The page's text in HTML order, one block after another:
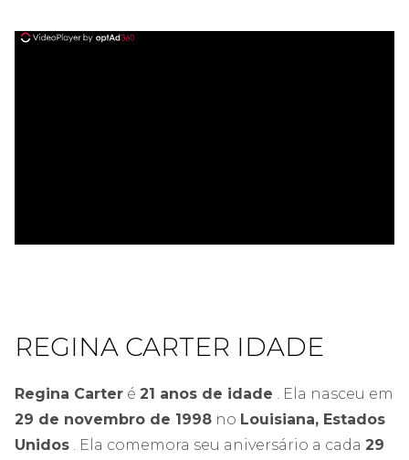
REGINA CARTER IDADE
Regina Carter é 21 anos de idade . Ela nasceu em
29 de novembro de 1998 no Louisiana, Estados
Unidos . Ela comemora seu aniversário a cada 29